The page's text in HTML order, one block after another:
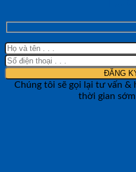
Chúng tôi sẽ gọi lại tư vấn
thời gian